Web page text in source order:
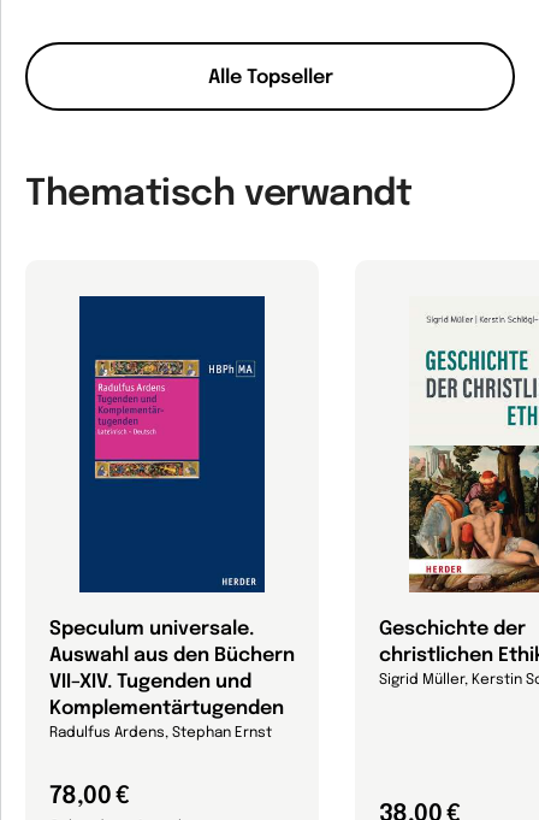
Alle Topseller
Thematisch verwandt
Speculum universale.
Auswahl aus den Büchern
VII–XIV. Tugenden und
Komplementärtugenden
Radulfus Ardens, Stephan Ernst
78,00 €
Geschichte der
christlichen
Sigrid Müller, Kerstin
38,00 €